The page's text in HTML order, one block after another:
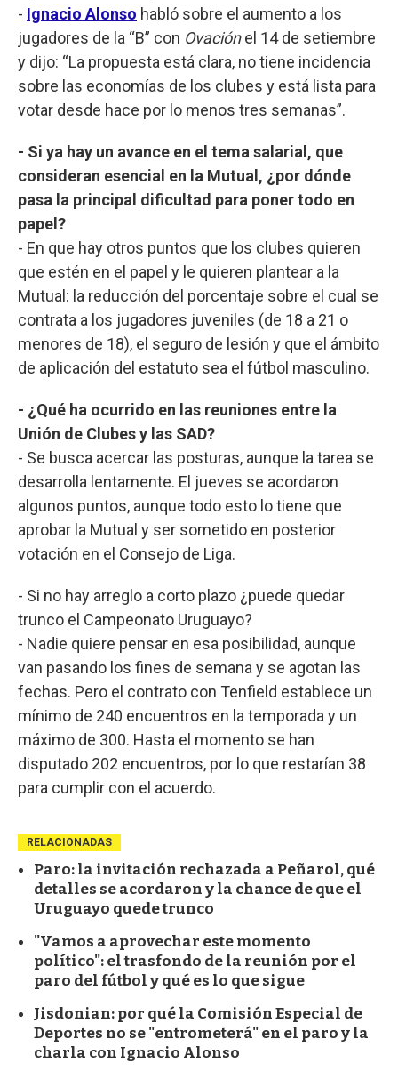
- Ignacio Alonso habló sobre el aumento a los
jugadores de la “B” con Ovaciónel 14 de setiembre
y dijo: “La propuesta está clara, no tiene incidencia
sobre las economías de los clubes y está lista para
votar desde hace por lo menos tres semanas”.
- Si ya hay un avance en el tema salarial, que
consideran esencial en la Mutual, ¿por dónde
pasa la principal dificultad para poner todo en
papel?
- En que hay otros puntos que los clubes quieren
que estén en el papel y le quieren plantear a la
Mutual: la reducción del porcentaje sobre el cual se
contrata a los jugadores juveniles (de 18 a 21 o
menores de 18), el seguro de lesión y que el ámbito
de aplicación del estatuto sea el fútbol masculino.
- ¿Qué ha ocurrido en las reuniones entre la
Unión de Clubes y las SAD?
- Se busca acercar las posturas, aunque la tarea se
desarrolla lentamente. El jueves se acordaron
algunos puntos, aunque todo esto lo tiene que
aprobar la Mutual y ser sometido en posterior
votación en el Consejo de Liga.
- Si no hay arreglo a corto plazo ¿puede quedar
trunco el Campeonato Uruguayo?
- Nadie quiere pensar en esa posibilidad, aunque
van pasando los fines de semana y se agotan las
fechas. Pero el contrato con Tenfield establece un
mínimo de 240 encuentros en la temporada y un
máximo de 300. Hasta el momento se han
disputado 202 encuentros, por lo que restarían 38
para cumplir con el acuerdo.
RELACIONADAS
Paro: la invitación rechazada a Peñarol, qué
detalles se acordaron y la chance de que el
Uruguayo quede trunco
"Vamos a aprovechar este momento
político": el trasfondo de la reunión por el
paro del fútbol y qué es lo que sigue
Jisdonian: por qué la Comisión Especial de
Deportes no se "entrometerá" en el paro y la
charla con Ignacio Alonso